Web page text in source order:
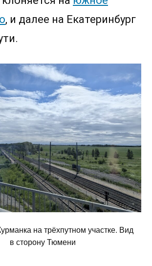
, и далее на Екатеринбург
на трёхпутном участке. Вид
в сторону Тюмени